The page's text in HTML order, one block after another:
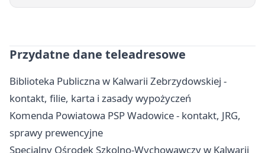
Przydatne dane teleadresowe
Biblioteka Publiczna w Kalwarii Zebrzydowskiej -
kontakt, filie, karta i zasady wypożyczeń
Komenda Powiatowa PSP Wadowice - kontakt, JRG,
sprawy prewencyjne
Specjalny Ośrodek Szkolno-Wychowawczy w Kalwarii